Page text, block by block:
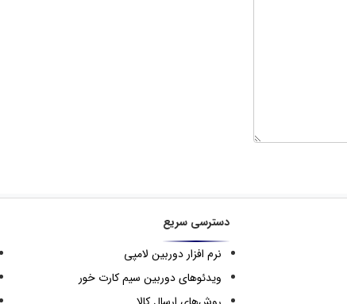
دسترسی سریع
نرم افزار دوربین لامپی
ویدئوهای دوربین سیم کارت خور